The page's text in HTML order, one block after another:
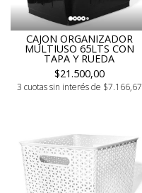
CAJON ORGANIZADOR
MULTIUSO 65LTS CON
TAPA Y RUEDA
$21.500,00
3 cuotas sin interés de $7.166,67